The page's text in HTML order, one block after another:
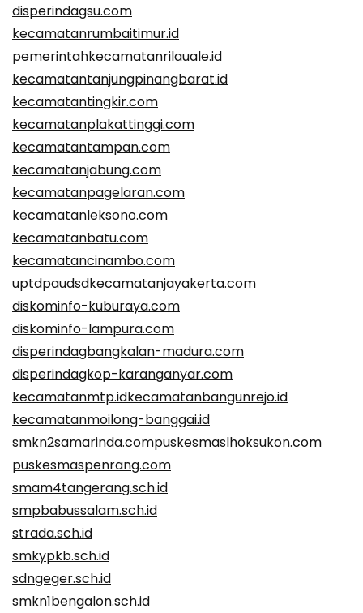
disperindagsu.com
kecamatanrumbaitimur.id
pemerintahkecamatanrilauale.id
kecamatantanjungpinangbarat.id
kecamatantingkir.com
kecamatanplakattinggi.com
kecamatantampan.com
kecamatanjabung.com
kecamatanpagelaran.com
kecamatanleksono.com
kecamatanbatu.com
kecamatancinambo.com
uptdpaudsdkecamatanjayakerta.com
diskominfo-kuburaya.com
diskominfo-lampura.com
disperindagbangkalan-madura.com
disperindagkop-karanganyar.com
kecamatanmtp.idkecamatanbangunrejo.id
kecamatanmoilong-banggai.id
smkn2samarinda.compuskesmaslhoksukon.com
puskesmaspenrang.com
smam4tangerang.sch.id
smpbabussalam.sch.id
strada.sch.id
smkypkb.sch.id
sdngeger.sch.id
smkn1bengalon.sch.id